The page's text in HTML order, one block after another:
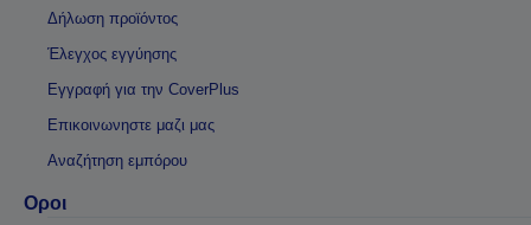
Δήλωση προϊόντος
Έλεγχος εγγύησης
Εγγραφή για την CoverPlus
Επικοινωνηστε μαζι μας
Αναζήτηση εμπόρου
Οροι